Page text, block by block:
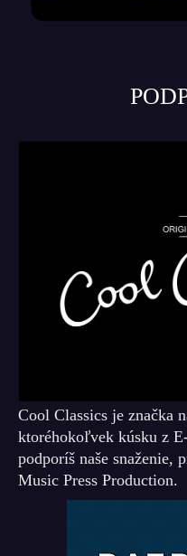
Cool Classics je značka
ktoréhokoľvek kúsku z
podporíš naše snaženie,
Music Press Production.